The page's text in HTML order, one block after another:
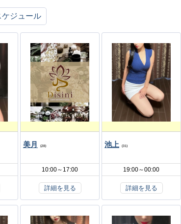
ケジュール
美月 (28)
10:00～17:00
詳細を見る
池上 (31)
19:00～00:00
詳細を見る